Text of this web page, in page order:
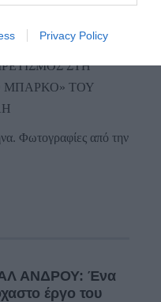
Privacy Policy
ΣΤΗ
ΜΠΑΡΚΟ» ΤΟΥ
Φωτογραφίες από την
ΑΝΔΡΟΥ: Ένα
έργο του